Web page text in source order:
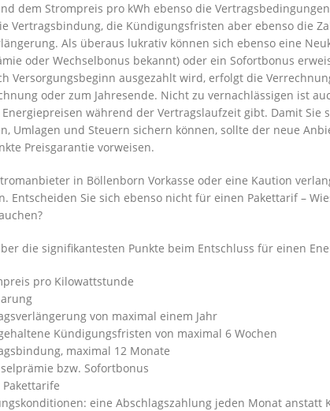
dem Strompreis pro kWh ebenso die
Vertragsbindung, die Kündigungsfristen aber ebenso die
Als überaus lukrativ können sich ebenso eine
oder Wechselbonus bekannt) oder ein Sofortbonus
Versorgungsbeginn ausgezahlt wird, erfolgt die
oder zum Jahresende. Nicht zu vernachlässigen ist
während der Vertragslaufzeit gibt. Damit Sie
Umlagen und Steuern sichern können, sollte der neue
Preisgarantie vorweisen.
in Böllenborn Vorkasse oder eine Kaution
Entscheiden Sie sich ebenso nicht für einen Pakettarif –
die signifikantesten Punkte beim Entschluss für einen
pro Kilowattstunde
von maximal einem Jahr
Kündigungsfristen von maximal 6 Wochen
maximal 12 Monate
bzw. Sofortbonus
Pakettarife
eine Abschlagszahlung jeden Monat anstatt